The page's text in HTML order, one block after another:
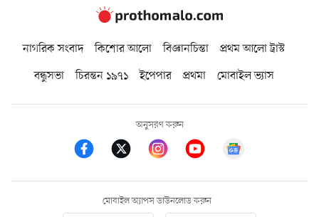
নাগরিক সংবাদ কিশোর আলো বিজ্ঞানচিন্তা
প্রথম আলো ট্রাস্ট
বন্ধুসভা
চিরন্তন ১৯৭১ ইপেপার প্রথমা মোবাইল ভ্যাস
অনুসরণ করুন
মোবাইল অ্যাপস ডাউনলোড করুন